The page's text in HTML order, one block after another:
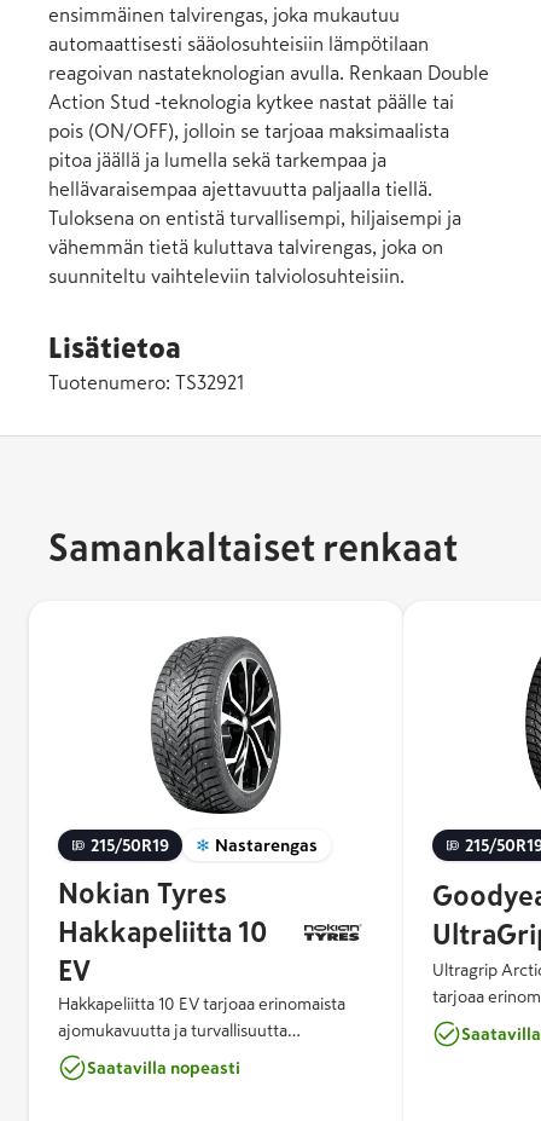
ensimmäinen talvirengas, joka mukautuu
automaattisesti sääolosuhteisiin lämpötilaan
reagoivan nastateknologian avulla. Renkaan Double
Action Stud ‑teknologia kytkee nastat päälle tai
pois (ON/OFF), jolloin se tarjoaa maksimaalista
pitoa jäällä ja lumella sekä tarkempaa ja
hellävaraisempaa ajettavuutta paljaalla tiellä.
Tuloksena on entistä turvallisempi, hiljaisempi ja
vähemmän tietä kuluttava talvirengas, joka on
suunniteltu vaihteleviin talviolosuhteisiin.
Lisätietoa
Tuotenumero: TS32921
Samankaltaiset renkaat
215/50R19 Nastarengas
Nokian Tyres
Hakkapeliitta 10
EV
Hakkapeliitta 10 EV tarjoaa erinomaista
ajomukavuutta ja turvallisuutta
sähköautoihin ja hybrideihin. Renkaan
suunnittelussa ja kehityksessä on käytetty
Saatavilla nopeasti
215/
Ultragrip
tarjoaa
Arctic Eagle